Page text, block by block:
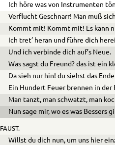
Ich höre was von Instrumenten
Verflucht Geschnarr! Man muß
Kommt mit! Kommt mit! Es kann
Ich tret’ heran und führe dich
Und ich verbinde dich auf’s Neue.
Was sagst du Freund? das ist ein
Da sieh nur hin! du siehst das
Ein Hundert Feuer brennen in der
Man tanzt, man schwatzt, man
Nun sage mir, wo es was Bessers
FAUST.
Willst du dich nun, um uns hier